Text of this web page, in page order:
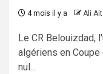
4 mois il y a Ali
Le CR Belouizdad,
algériens en Coupe
nul...